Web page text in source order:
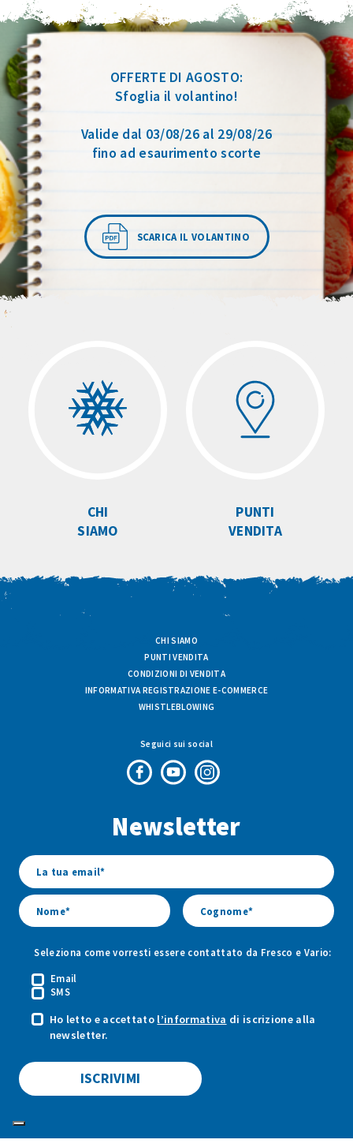
OFFERTE DI AGOSTO:
Sfoglia il volantino!
Valide dal 03/08/26 al 29/08/26
fino ad esaurimento scorte
SCARICA IL VOLANTINO
CHI
SIAMO
PUNTI
VENDITA
CHI SIAMO
PUNTI VENDITA
CONDIZIONI DI VENDITA
INFORMATIVA REGISTRAZIONE E-COMMERCE
WHISTLEBLOWING
Seguici sui social
di
di
di
Newsletter
Seleziona come vorresti essere contattato da Fresco e Vario:
Email
SMS
Ho letto e accettato l’informativa di iscrizione alla
newsletter.